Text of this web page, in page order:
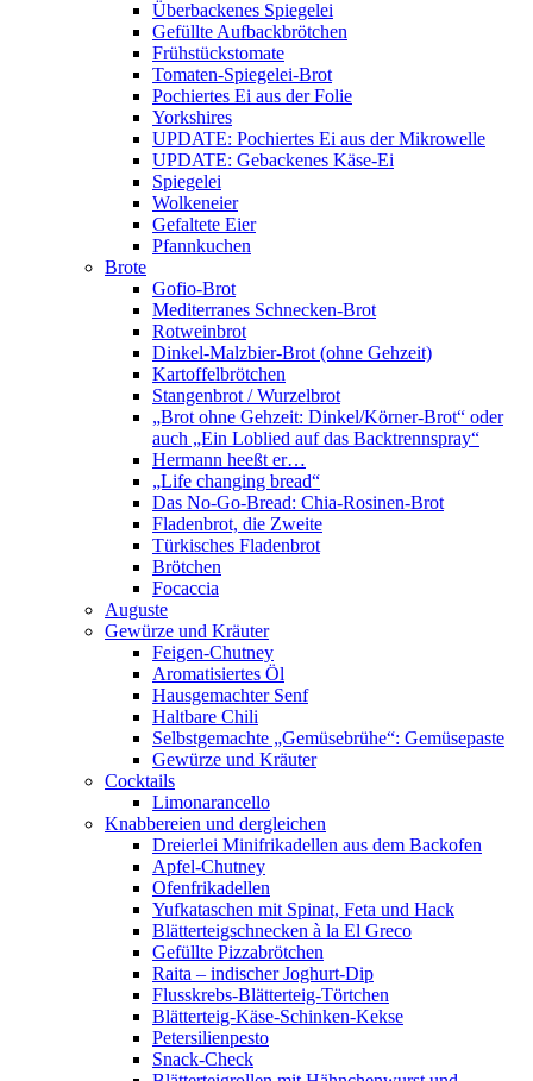
Überbackenes Spiegelei
Gefüllte Aufbackbrötchen
Frühstückstomate
Tomaten-Spiegelei-Brot
Pochiertes Ei aus der Folie
Yorkshires
UPDATE: Pochiertes Ei aus der Mikrowelle
UPDATE: Gebackenes Käse-Ei
Spiegelei
Wolkeneier
Gefaltete Eier
Pfannkuchen
Brote
Gofio-Brot
Mediterranes Schnecken-Brot
Rotweinbrot
Dinkel-Malzbier-Brot (ohne Gehzeit)
Kartoffelbrötchen
Stangenbrot / Wurzelbrot
„Brot ohne Gehzeit: Dinkel/Körner-Brot“ oder
auch „Ein Loblied auf das Backtrennspray“
Hermann heeßt er…
„Life changing bread“
Das No-Go-Bread: Chia-Rosinen-Brot
Fladenbrot, die Zweite
Türkisches Fladenbrot
Brötchen
Focaccia
Auguste
Gewürze und Kräuter
Feigen-Chutney
Aromatisiertes Öl
Hausgemachter Senf
Haltbare Chili
Selbstgemachte „Gemüsebrühe“: Gemüsepaste
Gewürze und Kräuter
Cocktails
Limonarancello
Knabbereien und dergleichen
Dreierlei Minifrikadellen aus dem Backofen
Apfel-Chutney
Ofenfrikadellen
Yufkataschen mit Spinat, Feta und Hack
Blätterteigschnecken à la El Greco
Gefüllte Pizzabrötchen
Raita – indischer Joghurt-Dip
Flusskrebs-Blätterteig-Törtchen
Blätterteig-Käse-Schinken-Kekse
Petersilienpesto
Snack-Check